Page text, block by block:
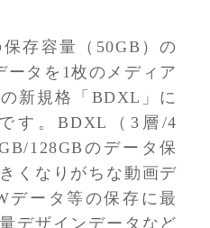
存容量（50GB）の
ータを1枚のメディア
新規格「BDXL」に
す。BDXL（3層/4
128GBのデータ保
くなりがちな動画デ
データ等の保存に最
デザインデータなど